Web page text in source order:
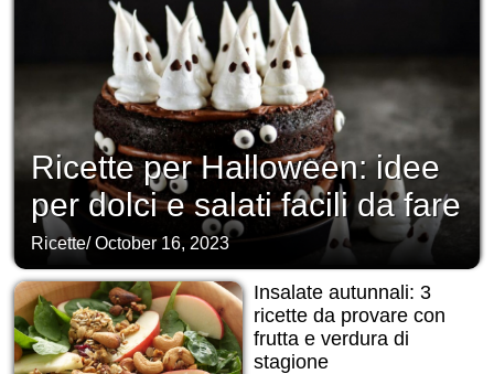
Ricette per Halloween: idee
per dolci e salati facili da fare
Ricette/October 16, 2023
Insalate autunnali: 3
ricette da provare con
frutta e verdura di
stagione